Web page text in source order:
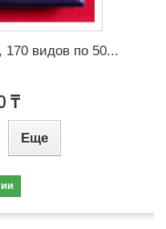
170 видов по 50...
₸
Еще